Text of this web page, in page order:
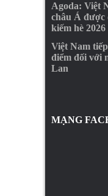
Agoda: Việt
châu Á được
kiếm hè 2026
Việt Nam
điểm đối với
Lan
MẠNG